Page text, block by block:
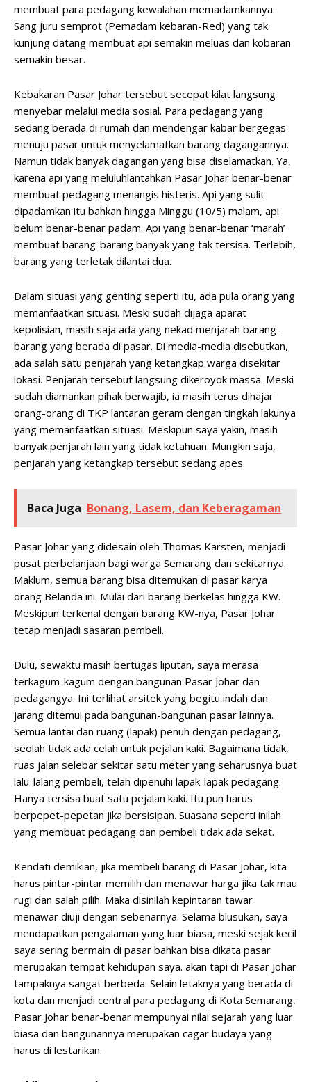
membuat para pedagang kewalahan memadamkannya.
Sang juru semprot (Pemadam kebaran-Red) yang tak
kunjung datang membuat api semakin meluas dan kobaran
semakin besar.
Kebakaran Pasar Johar tersebut secepat kilat langsung
menyebar melalui media sosial. Para pedagang yang
sedang berada di rumah dan mendengar kabar bergegas
menuju pasar untuk menyelamatkan barang dagangannya.
Namun tidak banyak dagangan yang bisa diselamatkan. Ya,
karena api yang meluluhlantahkan Pasar Johar benar-benar
membuat pedagang menangis histeris. Api yang sulit
dipadamkan itu bahkan hingga Minggu (10/5) malam, api
belum benar-benar padam. Api yang benar-benar ‘marah’
membuat barang-barang banyak yang tak tersisa. Terlebih,
barang yang terletak dilantai dua.
Dalam situasi yang genting seperti itu, ada pula orang yang
memanfaatkan situasi. Meski sudah dijaga aparat
kepolisian, masih saja ada yang nekad menjarah barang-
barang yang berada di pasar. Di media-media disebutkan,
ada salah satu penjarah yang ketangkap warga disekitar
lokasi. Penjarah tersebut langsung dikeroyok massa. Meski
sudah diamankan pihak berwajib, ia masih terus dihajar
orang-orang di TKP lantaran geram dengan tingkah lakunya
yang memanfaatkan situasi. Meskipun saya yakin, masih
banyak penjarah lain yang tidak ketahuan. Mungkin saja,
penjarah yang ketangkap tersebut sedang apes.
Baca Juga Bonang, Lasem, dan Keberagaman
Pasar Johar yang didesain oleh Thomas Karsten, menjadi
pusat perbelanjaan bagi warga Semarang dan sekitarnya.
Maklum, semua barang bisa ditemukan di pasar karya
orang Belanda ini. Mulai dari barang berkelas hingga KW.
Meskipun terkenal dengan barang KW-nya, Pasar Johar
tetap menjadi sasaran pembeli.
Dulu, sewaktu masih bertugas liputan, saya merasa
terkagum-kagum dengan bangunan Pasar Johar dan
pedagangya. Ini terlihat arsitek yang begitu indah dan
jarang ditemui pada bangunan-bangunan pasar lainnya.
Semua lantai dan ruang (lapak) penuh dengan pedagang,
seolah tidak ada celah untuk pejalan kaki. Bagaimana tidak,
ruas jalan selebar sekitar satu meter yang seharusnya buat
lalu-lalang pembeli, telah dipenuhi lapak-lapak pedagang.
Hanya tersisa buat satu pejalan kaki. Itu pun harus
berpepet-pepetan jika bersisipan. Suasana seperti inilah
yang membuat pedagang dan pembeli tidak ada sekat.
Kendati demikian, jika membeli barang di Pasar Johar, kita
harus pintar-pintar memilih dan menawar harga jika tak mau
rugi dan salah pilih. Maka disinilah kepintaran tawar
menawar diuji dengan sebenarnya. Selama blusukan, saya
mendapatkan pengalaman yang luar biasa, meski sejak kecil
saya sering bermain di pasar bahkan bisa dikata pasar
merupakan tempat kehidupan saya. akan tapi di Pasar Johar
tampaknya sangat berbeda. Selain letaknya yang berada di
kota dan menjadi central para pedagang di Kota Semarang,
Pasar Johar benar-benar mempunyai nilai sejarah yang luar
biasa dan bangunannya merupakan cagar budaya yang
harus di lestarikan.